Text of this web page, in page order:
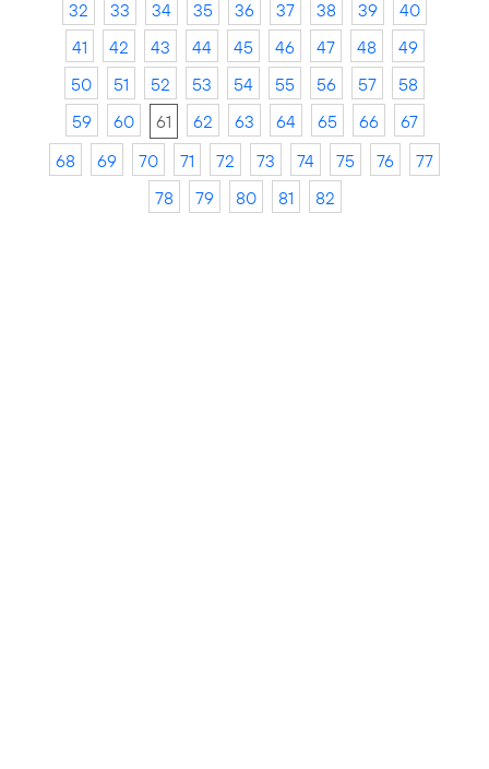
32
33 34 35 36 37 38 39
40
41
42 43 44 45 46 47 48
49
50
51 52 53 54 55 56 57
58
59
60 61 62 63 64 65 66
67
68
69 70 71 72 73 74 75 76
77
78
79 80 81 82